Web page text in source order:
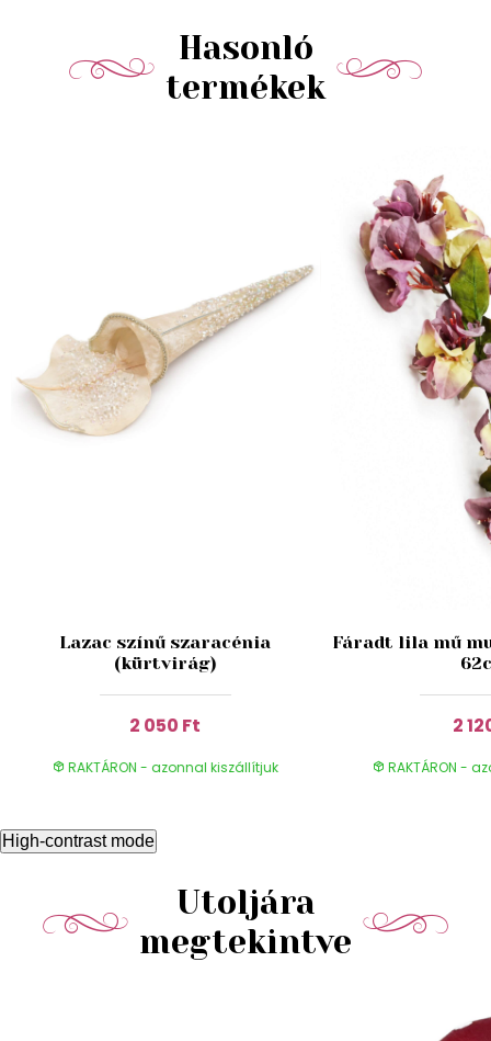
Hasonló
termékek
Lazac színű szaracénia
(kürtvirág)
2 050 Ft
RAKTÁRON - azonnal kiszállítjuk
Fáradt lila mű
2
RAKTÁRON -
High-contrast mode
Utoljára
megtekintve